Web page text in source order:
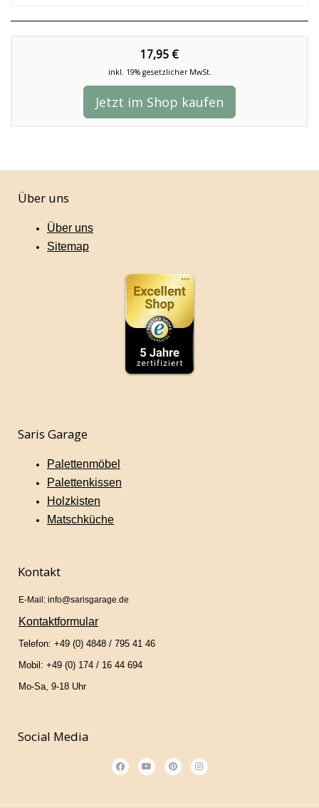
17,95 €
inkl. 19% gesetzlicher MwSt.
Jetzt im Shop kaufen
Über uns
Über uns
Sitemap
Saris Garage
Palettenmöbel
Palettenkissen
Holzkisten
Matschküche
Kontakt
E-Mail: info@sarisgarage.de
Kontaktformular
Telefon: +49 (0) 4848 / 795 41 46
Mobil: +49 (0) 174 / 16 44 694
Mo-Sa, 9-18 Uhr
Social Media